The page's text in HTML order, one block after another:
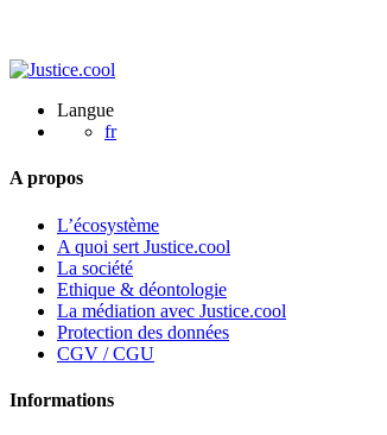
Langue
fr
A propos
L’écosystème
A quoi sert Justice.cool
La société
Ethique & déontologie
La médiation avec Justice.cool
Protection des données
CGV / CGU
Informations